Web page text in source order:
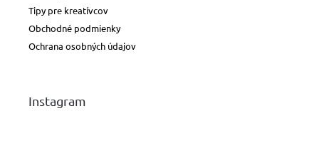
Tipy pre kreatívcov
Obchodné podmienky
Ochrana osobných údajov
Instagram